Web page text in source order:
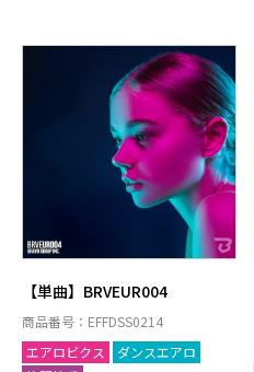
【単曲】BRVEUR004
商品番号：EFFDSS0214
エアロビクス
ダンスエアロ